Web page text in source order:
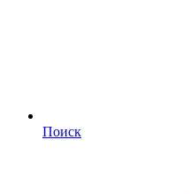
Поиск